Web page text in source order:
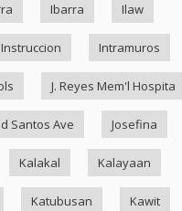
Ibarra Ilaw
Instruccion Intramuros
J. Reyes Mem'l Hospita
Santos Ave Josefina
Kalakal Kalayaan
Katubusan Kawit